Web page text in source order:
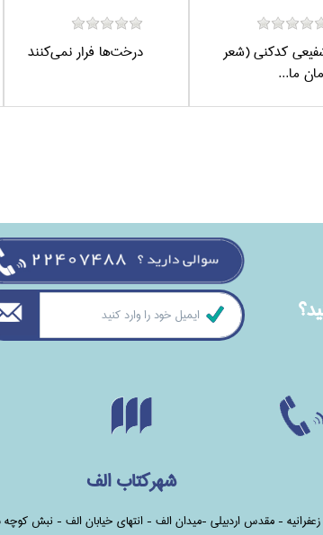
كد‌كني (شعر
ما...
درخت‌ها فرار نمي‌كنند
شهرکتاب الف
زعفرانیه - مقدس اردبیلی -میدان الف - انتهای خیابان الف - نبش